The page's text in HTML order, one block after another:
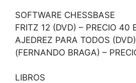
SOFTWARE CHESSBASE
FRITZ 12 (DVD) – PRECIO 40
AJEDREZ PARA TODOS
(FERNANDO BRAGA) –
LIBROS